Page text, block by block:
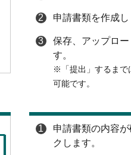
2 申請書類を作成
3
保存、アップロ
す。
※「提出」するまで
可能です。
1
申請書類の内容
クします。